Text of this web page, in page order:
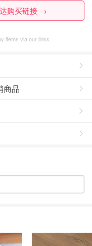
购买链接 →
items via our links.
商品